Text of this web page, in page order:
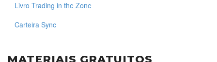
Livro Trading in the Zone
Carteira Sync
MATERIAIS GRATUITOS